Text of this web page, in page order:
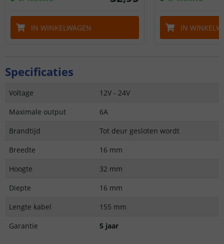
IN WINKELWAGEN IN
Specificaties
Voltage
12V - 24V
Maximale output
6A
Brandtijd
Tot deur gesloten wordt
Breedte
16 mm
Hoogte
32 mm
Diepte
16 mm
Lengte kabel
155 mm
Garantie
5 jaar